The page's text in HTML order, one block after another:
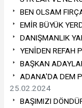
BEN OLSAM
EMİR BÜYÜK
DANIŞMANLIK
YENİDEN REFAH
BAŞKAN
ADANA'DA DEM
25.02.2024
BAŞIMIZI